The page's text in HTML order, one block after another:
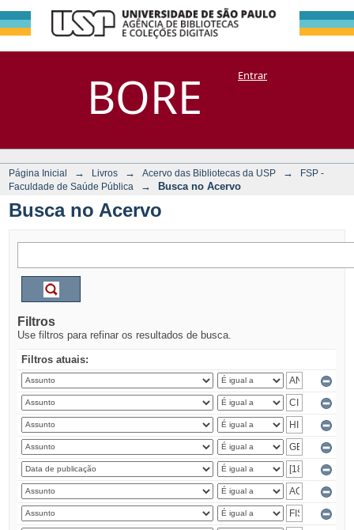
BORE
Busca no Acervo
DSpace/Manakin + CoriscoEntrar
Página Inicial → Livros → Acervo das Bibliotecas da USP →
FSP -
Faculdade de Saúde Pública
→ Busca no Acervo
Busca no Acervo
Filtros
Use filtros para refinar os resultados de busca.
Filtros atuais: